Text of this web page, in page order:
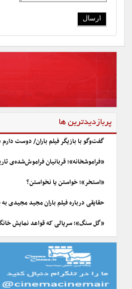
پربازدیدترین ها
گفت‌وگو با بازیگر فیلم باران/ دوست دارم
«فراموشخانه»؛ قربانیان فراموش‌شده‌ی
«استخر»؛ خواستن یا نخواستن؟
حقایقی درباره فیلم باران مجید مجیدی به
«گل سنگ»؛ سریالی که قواعد نمایش